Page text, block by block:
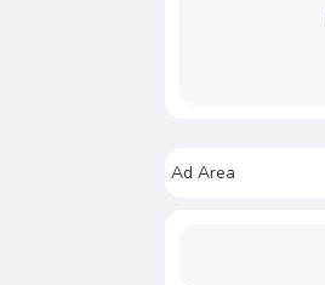
Ad Area